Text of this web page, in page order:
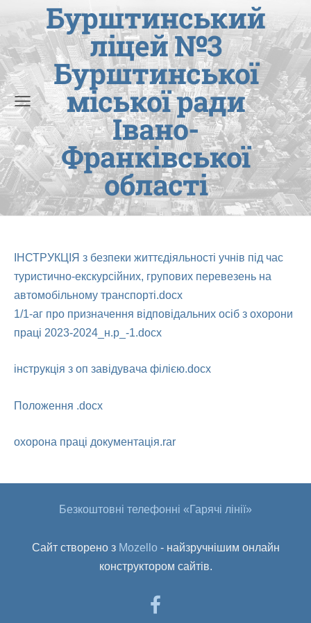
Бурштинський
ліцей №3
Бурштинської
міської ради
Івано-
Франківської
області
ІНСТРУКЦІЯ з безпеки життєдіяльності учнів під час
туристично-екскурсійних, групових перевезень на
автомобільному транспорті.docx
1/1-аг про призначення відповідальних осіб з охорони
праці 2023-2024_н.р_-1.docx
інструкція з оп завідувача філією.docx
Положення .docx
охорона праці документація.rar
Безкоштовні телефонні «Гарячі лінії»
Сайт створено з Mozello- найзручнішим онлайн
конструктором сайтів.